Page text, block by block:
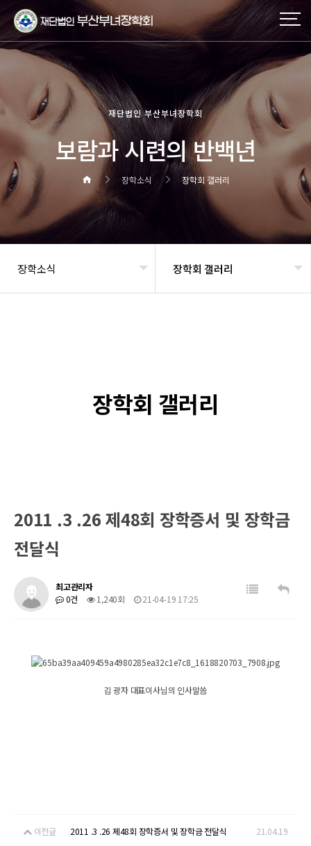
재단법인 부산부녀장학회
보람과 시련의 반백년
장학소식 장학회 갤러리
장학소식 장학회 갤러리
장학회 갤러리
2011 .3 .26 제48회 장학증서 및 장학금
전달식
최고관리자
0건
1,240회 21-04-19 17:25
김 광자 대표이사님의 인사말씀
이전글 2011 .3 .26 제48회 장학증서 및 장학금 전달식 21.04.19